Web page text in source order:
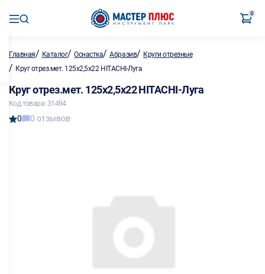
0
Главная/ Каталог/Оснастка/Абразив/ Круги отрезные
/ Круг отрез.мет. 125х2,5х22 HITACHI-Луга
Круг отрез.мет. 125х2,5х22 HITACHI-Луга
Код товара: 31494
0 0 отзывов